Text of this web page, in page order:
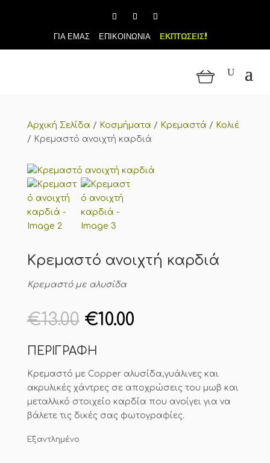
ΓΙΑ ΕΜΑΣ ΕΠΙΚΟΙΝΩΝΙΑ ΕΚΠΤΩΣΕΙΣ!
Αρχική Σελίδα / Κοσμήματα / Κρεμαστά / Κολιέ
/ Κρεμαστό ανοιχτή καρδιά
Κρεμαστό ανοιχτή καρδιά
Κρεμαστό με αλυσίδα
€13.00 Original
was:
€13.00.
€10.00Η
€10.00.
ΠΕΡΙΓΡΑΦΗ
Κρεμαστό με Copper αλυσίδα,γυάλινες και
ακρυλικές χάντρες σε αποχρώσεις του μωβ και
μεταλλικό στοιχείο καρδία που ανοίγει για να
βάλετε τις δικές σας φωτογραφίες.
Εξαντλημένο